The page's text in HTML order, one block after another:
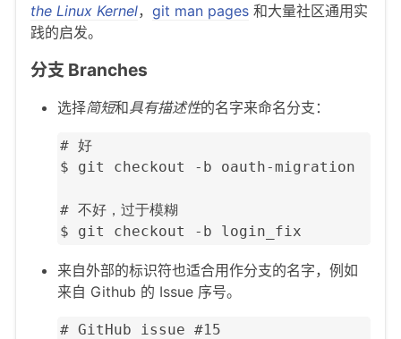
the Linux Kernel， git man pages 和大量社区通用实
践的启发。
分支 Branches
选择简短和具有描述性的名字来命名分支：
# 好
$ git checkout -b oauth-migration
# 不好，过于模糊
$ git checkout -b login_fix
来自外部的标识符也适合用作分支的名字，例如
来自 Github 的 Issue 序号。
# GitHub issue #15